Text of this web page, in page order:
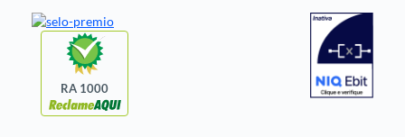
Questões de Concurso
RA 1000